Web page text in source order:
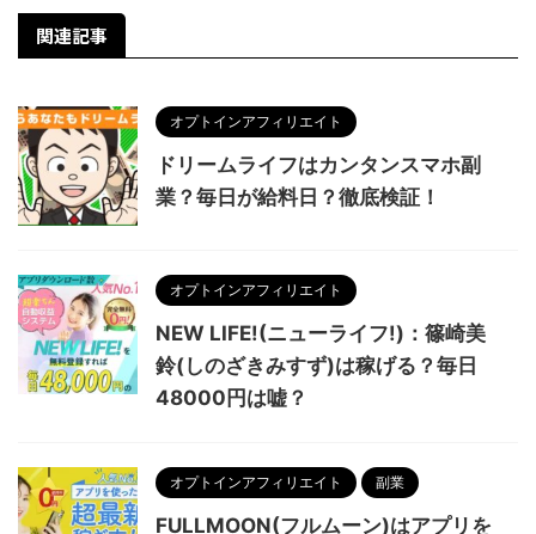
関連記事
オプトインアフィリエイト
ドリームライフはカンタンスマホ副
業？毎日が給料日？徹底検証！
オプトインアフィリエイト
NEW LIFE!(ニューライフ!)：篠崎美
鈴(しのざきみすず)は稼げる？毎日
48000円は嘘？
オプトインアフィリエイト 副業
FULLMOON(フルムーン)はアプリを